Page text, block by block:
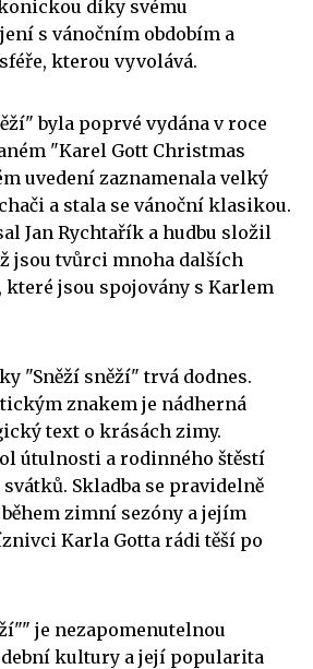
díky svému
s vánočním obdobím a
kterou vyvolává.
byla poprvé vydána v roce
"Karel Gott Christmas
uvedení zaznamenala velký
a stala se vánoční klasikou.
Jan Rychtařík a hudbu složil
jsou tvůrci mnoha dalších
které jsou spojovány s Karlem
"Sněží sněží" trvá dodnes.
znakem je nádherná
text o krásách zimy.
útulnosti a rodinného štěstí
Skladba se pravidelně
zimní sezóny a jejím
Karla Gotta rádi těší po
je nezapomenutelnou
kultury a její popularita